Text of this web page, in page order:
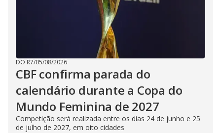
DO R7/05/08/2026
CBF confirma parada do
calendário durante a Copa do
Mundo Feminina de 2027
Competição será realizada entre os dias 24 de junho e 25
de julho de 2027, em oito cidades